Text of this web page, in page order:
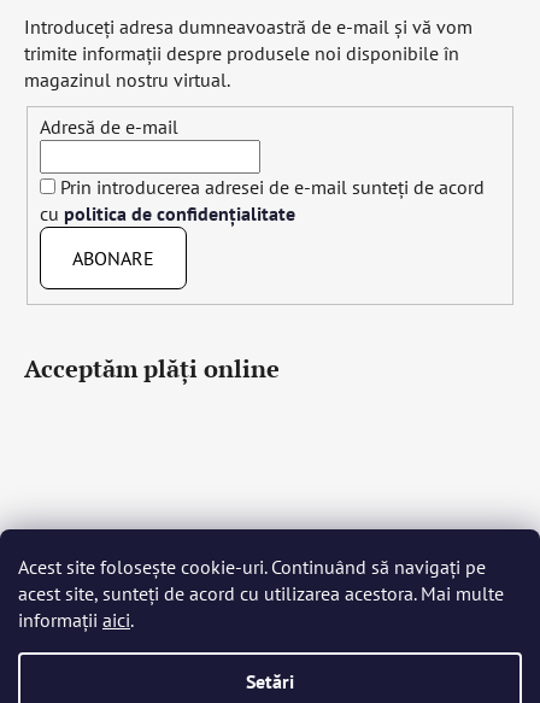
Acest site folosește cookie-uri. Continuând să navigați pe
acest site, sunteți de acord cu utilizarea acestora. Mai multe
informații aici.
Setări
Introduceţi adresa dumneavoastră de e-mail şi vă vom
trimite informaţii despre produsele noi disponibile în
magazinul nostru virtual.
Adresă de e-mail
Prin introducerea adresei de e-mail sunteți de acord
cu politica de confidențialitate
ABONARE
Acceptăm plăţi online
Čeština Slovenčina English Deutsch Magyar
Język polski
Română Italiano Español Français
Português
Nederlands Українська Ελληνικά Svenska Dansk